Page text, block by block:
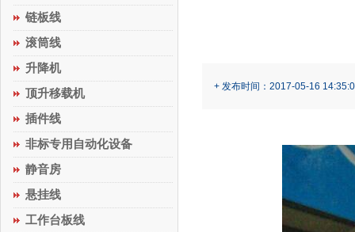
链板线
滚筒线
升降机
顶升移载机
插件线
非标专用自动化设备
静音房
悬挂线
工作台板线
+ 发布时间：2017-05-16